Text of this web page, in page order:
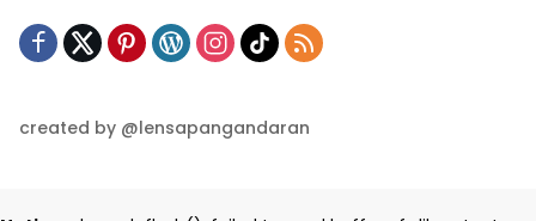
created by @lensapangandaran